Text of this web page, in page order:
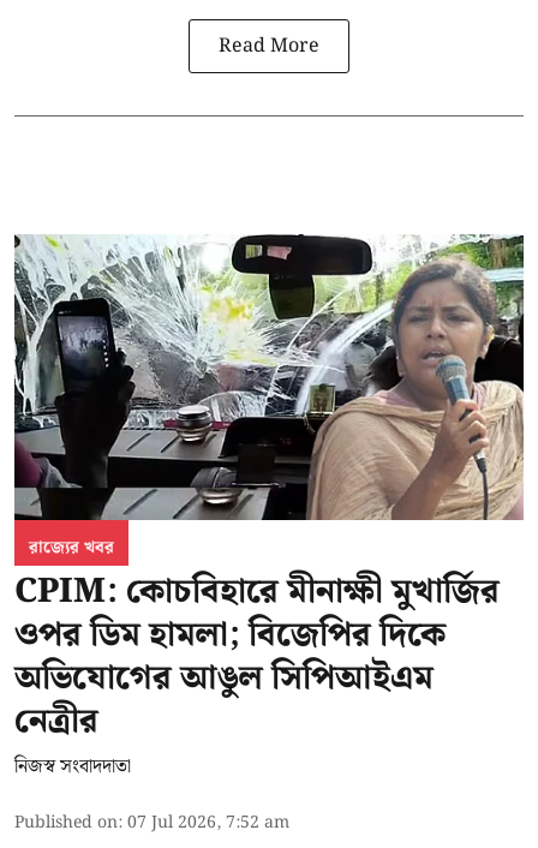
Read More
রাজ্যের খবর
CPIM: কোচবিহারে মীনাক্ষী মুখার্জির
ওপর ডিম হামলা; বিজেপির দিকে
অভিযোগের আঙুল সিপিআইএম
নেত্রীর
নিজস্ব সংবাদদাতা
Published on:07 Jul 2026, 7:52 am